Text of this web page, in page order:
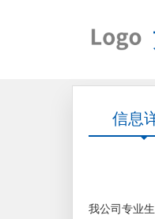
信息
我公司专业